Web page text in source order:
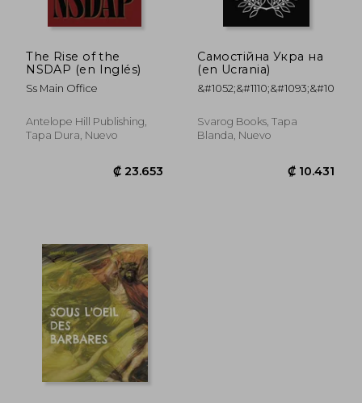
The Rise of the
NSDAP (en Inglés)
Ss Main Office
Antelope Hill Publishing,
Tapa Dura, Nuevo
Самостійна Укра на
(en Ucrania)
Svarog Books, Tapa
Blanda, Nuevo